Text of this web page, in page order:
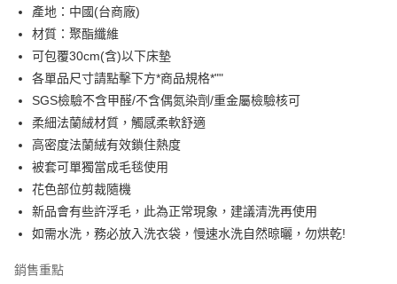
全盈+PAY
ATM付款
運送方式
每筆NT$100，滿NT$1,500(含以上)免運費
免運費
免運費
產地：中國(台商廠)
材質：聚酯纖維
可包覆30cm(含)以下床墊
各單品尺寸請點擊下方*商品規格*""
SGS檢驗不含甲醛/不含偶氮染劑/重金屬檢驗核可
柔細法蘭絨材質，觸感柔軟舒適
高密度法蘭絨有效鎖住熱度
被套可單獨當成毛毯使用
花色部位剪裁隨機
新品會有些許浮毛，此為正常現象，建議清洗再使用
如需水洗，務必放入洗衣袋，慢速水洗自然晾曬，勿烘乾!
銷售重點